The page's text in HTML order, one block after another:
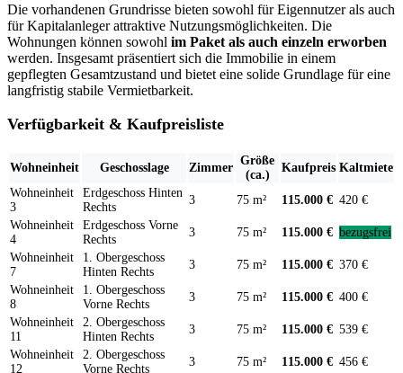
Die vorhandenen Grundrisse bieten sowohl für Eigennutzer als auch
für Kapitalanleger attraktive Nutzungsmöglichkeiten. Die
Wohnungen können sowohl im Paket als auch einzeln erworben
werden. Insgesamt präsentiert sich die Immobilie in einem
gepflegten Gesamtzustand und bietet eine solide Grundlage für eine
langfristig stabile Vermietbarkeit.
Verfügbarkeit & Kaufpreisliste
Wohneinheit Geschosslage Zimmer
Größe
(ca.)
Kaufpreis Kaltmiete
Wohneinheit
3
Erdgeschoss Hinten
Rechts
3 75 m² 115.000 € 420 €
Wohneinheit
4
Erdgeschoss Vorne
Rechts
3 75 m² 115.000 € bezugsfrei
Wohneinheit
7
1. Obergeschoss
Hinten Rechts
3 75 m² 115.000 € 370 €
Wohneinheit
8
1. Obergeschoss
Vorne Rechts
3 75 m² 115.000 € 400 €
Wohneinheit
11
2. Obergeschoss
Hinten Rechts
3 75 m² 115.000 € 539 €
Wohneinheit
12
2. Obergeschoss
Vorne Rechts
3 75 m² 115.000 € 456 €